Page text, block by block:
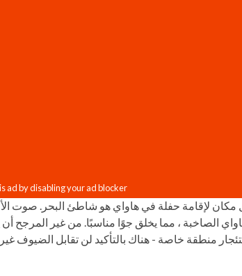
مكان لإقامة حفلة في هاواي هو شاطئ البحر. صوت
الصاخبة ، مما يخلق جوًا مناسبًا. من غير المرجح
منطقة خاصة - هناك بالتأكيد لن تقابل الضيوف